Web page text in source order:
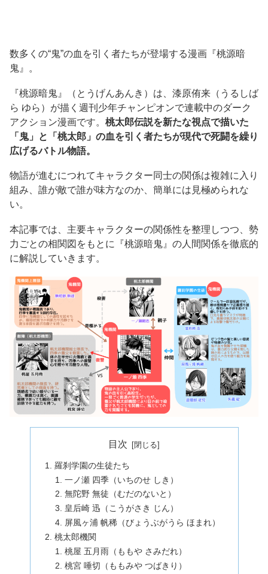
数多くの“鬼”の血を引く者たちが登場する漫画『桃源暗
鬼』。
『桃源暗鬼』（とうげんあんき）は、漆原侑来（うるしば
ら ゆら）が描く週刊少年チャンピオンで連載中のダーク
アクション漫画です。 桃太郎伝説を新たな視点で描いた
「鬼」と「桃太郎」の血を引く者たちが現代で死闘を繰り
広げるバトル物語。
物語が進むにつれてキャラクター同士の関係は複雑に入り
組み、誰が敵で誰が味方なのか、簡単には見極められな
い。
本記事では、主要キャラクターの関係性を整理しつつ、勢
力ごとの相関図をもとに『桃源暗鬼』の人間関係を徹底的
に解説していきます。
目次
羅刹学園の生徒たち
一ノ瀬 四季（いちのせ しき）
無陀野 無徒（むだのないと）
皇后崎 迅（こうがさき じん）
屏風ヶ浦 帆稀（びょうぶがうら ほまれ）
桃太郎機関
桃屋 五月雨（ももや さみだれ）
桃宮 唾切（ももみや つばきり）